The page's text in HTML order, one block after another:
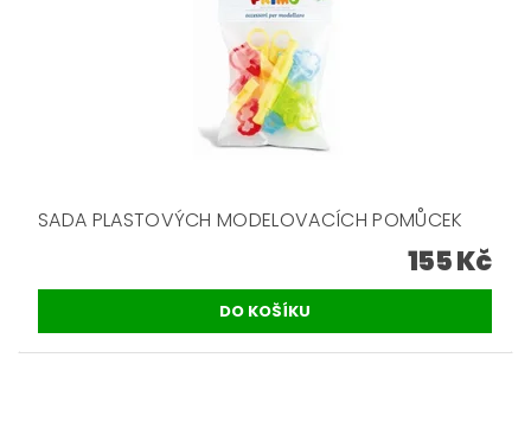
SADA PLASTOVÝCH MODELOVACÍCH POMŮCEK
155 Kč